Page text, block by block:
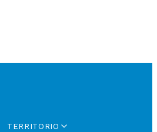
TERRITORIO